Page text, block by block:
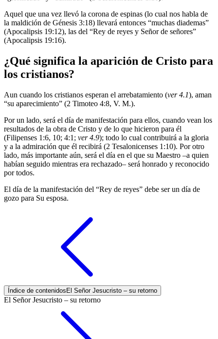
Aquel que una vez llevó la corona de espinas (lo cual nos habla de
la maldición de Génesis 3:18) llevará entonces “muchas diademas”
(Apocalipsis 19:12), las del “Rey de reyes y Señor de señores”
(Apocalipsis 19:16).
¿Qué significa la aparición de Cristo para
los cristianos?
Aun cuando los cristianos esperan el arrebatamiento (ver 4.1), aman
“su aparecimiento” (2 Timoteo 4:8, V. M.).
Por un lado, será el día de manifestación para ellos, cuando vean los
resultados de la obra de Cristo y de lo que hicieron para él
(Filipenses 1:6, 10; 4:1; ver 4.9); todo lo cual contribuirá a la gloria
y a la admiración que él recibirá (2 Tesalonicenses 1:10). Por otro
lado, más importante aún, será el día en el que su Maestro –a quien
habían seguido mientras era rechazado– será honrado y reconocido
por todos.
El día de la manifestación del “Rey de reyes” debe ser un día de
gozo para Su esposa.
Índice de contenidos El Señor Jesucristo – su retorno
El Señor Jesucristo – su retorno